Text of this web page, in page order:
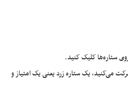
ستاره‌ها کلیک کنید.
می‌کنید، یک ستاره زرد یعنی یک امتیاز و